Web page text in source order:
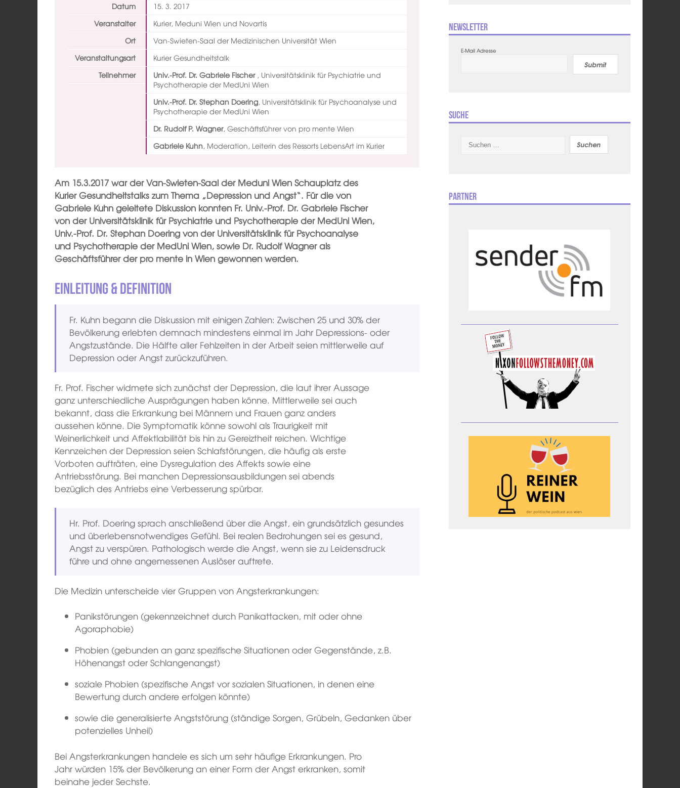
Datum 15. 3. 2017
Veranstalter
Kurier, Meduni Wien und Novartis
Ort
Van-Swieten-Saal der Medizinischen Universität Wien
Veranstaltungsart
Kurier Gesundheitstalk
Teilnehmer
Univ.-Prof. Dr. Gabriele Fischer , Universitätsklinik für Psychiatrie und
Psychotherapie der MedUni Wien
Univ.-Prof. Dr. Stephan Doering, Universitätsklinik für Psychoanalyse und
Psychotherapie der MedUni Wien
Dr. Rudolf P. Wagner,Geschäftsführer von pro mente Wien
Gabriele Kuhn, Moderation, Leiterin des Ressorts LebensArt im Kurier
Am 15.3.2017 war der Van-Swieten-Saal der Meduni Wien Schauplatz des
Kurier Gesundheitstalks zum Thema „Depression und Angst“. Für die von
Gabriele Kuhn geleitete Diskussion konnten Fr. Univ.-Prof. Dr. Gabriele Fischer
von der Universitätsklinik für Psychiatrie und Psychotherapie der MedUni Wien,
Univ.-Prof. Dr. Stephan Doering von der Universitätsklinik für Psychoanalyse
und Psychotherapie der MedUni Wien, sowie Dr. Rudolf Wagner als
Geschäftsführer der pro mente in Wien gewonnen werden.
Einleitung & Definition
Fr. Kuhn begann die Diskussion mit einigen Zahlen: Zwischen 25 und 30% der
Bevölkerung erlebten demnach mindestens einmal im Jahr Depressions- oder
Angstzustände. Die Hälfte aller Fehlzeiten in der Arbeit seien mittlerweile auf
Depression oder Angst zurückzuführen.
Fr. Prof. Fischer widmete sich zunächst der Depression, die laut ihrer Aussage
ganz unterschiedliche Ausprägungen haben könne. Mittlerweile sei auch
bekannt, dass die Erkrankung bei Männern und Frauen ganz anders
aussehen könne. Die Symptomatik könne sowohl als Traurigkeit mit
Weinerlichkeit und Affektlabilität bis hin zu Gereiztheit reichen. Wichtige
Kennzeichen der Depression seien Schlafstörungen, die häufig als erste
Vorboten aufträten, eine Dysregulation des Affekts sowie eine
Antriebsstörung. Bei manchen Depressionsausbildungen sei abends
bezüglich des Antriebs eine Verbesserung spürbar.
Hr. Prof. Doering sprach anschließend über die Angst, ein grundsätzlich gesundes
und überlebensnotwendiges Gefühl. Bei realen Bedrohungen sei es gesund,
Angst zu verspüren. Pathologisch werde die Angst, wenn sie zu Leidensdruck
führe und ohne angemessenen Auslöser auftrete.
Die Medizin unterscheide vier Gruppen von Angsterkrankungen:
Panikstörungen (gekennzeichnet durch Panikattacken, mit oder ohne
Agoraphobie)
Phobien (gebunden an ganz spezifische Situationen oder Gegenstände, z.B.
Höhenangst oder Schlangenangst)
soziale Phobien (spezifische Angst vor sozialen Situationen, in denen eine
Bewertung durch andere erfolgen könnte)
sowie die generalisierte Angststörung (ständige Sorgen, Grübeln, Gedanken über
potenzielles Unheil)
Bei Angsterkrankungen handele es sich um sehr häufige Erkrankungen. Pro
Jahr würden 15% der Bevölkerung an einer Form der Angst erkranken, somit
beinahe jeder Sechste.
Newsletter
E-Mail Adresse
Submit
Suche
nach:
Partner